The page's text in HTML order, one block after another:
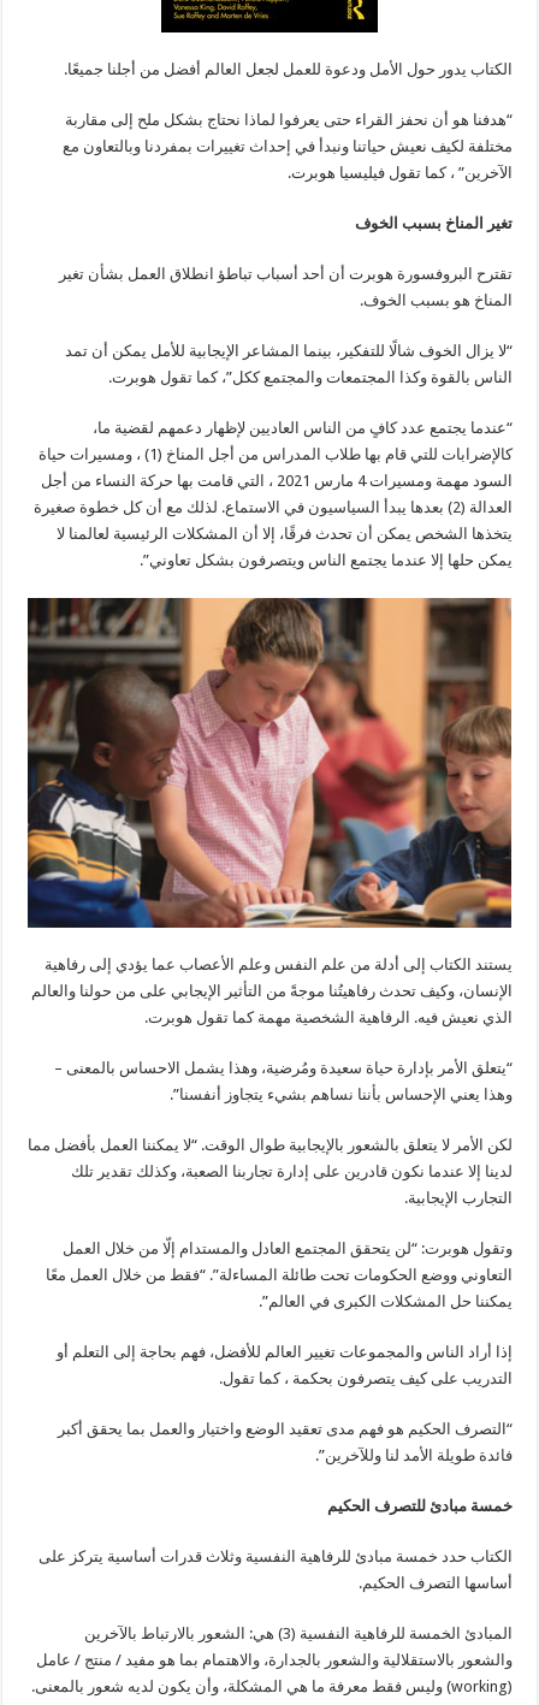
الكتاب يدور حول الأمل ودعوة للعمل لجعل العالم أفضل من أجلنا جميعًا.
“هدفنا هو أن نحفز القراء حتى يعرفوا لماذا نحتاج بشكل ملح إلى مقاربة
مختلفة لكيف نعيش حياتنا ونبدأ في إحداث تغييرات بمفردنا وبالتعاون مع
الآخرين” ، كما تقول فيليسيا هوبرت.
تغير المناخ بسبب الخوف
تقترح البروفسورة هوبرت أن أحد أسباب تباطؤ انطلاق العمل بشأن تغير
المناخ هو بسبب الخوف.
“لا يزال الخوف شالًا للتفكير، بينما المشاعر الإيجابية للأمل يمكن أن تمد
الناس بالقوة وكذا المجتمعات والمجتمع ككل”، كما تقول هوبرت.
“عندما يجتمع عدد كافٍ من الناس العاديين لإظهار دعمهم لقضية ما،
كالإضرابات للتي قام بها طلاب المدراس من أجل المناخ (1) ، ومسيرات حياة
السود مهمة ومسيرات 4 مارس 2021 ، التي قامت بها حركة النساء من أجل
العدالة (2) بعدها يبدأ السياسيون في الاستماع. لذلك مع أن كل خطوة صغيرة
يتخذها الشخص يمكن أن تحدث فرقًا، إلا أن المشكلات الرئيسية لعالمنا لا
يمكن حلها إلا عندما يجتمع الناس ويتصرفون بشكل تعاوني”.
يستند الكتاب إلى أدلة من علم النفس وعلم الأعصاب عما يؤدي إلى رفاهية
الإنسان، وكيف تحدث رفاهيتُنا موجةً من التأثير الإيجابي على من حولنا والعالم
الذي نعيش فيه. الرفاهية الشخصية مهمة كما تقول هوبرت.
“يتعلق الأمر بإدارة حياة سعيدة ومُرضية، وهذا يشمل الاحساس بالمعنى –
وهذا يعني الإحساس بأننا نساهم بشيء يتجاوز أنفسنا”.
لكن الأمر لا يتعلق بالشعور بالإيجابية طوال الوقت. “لا يمكننا العمل بأفضل مما
لدينا إلا عندما نكون قادرين على إدارة تجاربنا الصعبة، وكذلك تقدير تلك
التجارب الإيجابية.
وتقول هوبرت: “لن يتحقق المجتمع العادل والمستدام إلّا من خلال العمل
التعاوني ووضع الحكومات تحت طائلة المساءلة”. “فقط من خلال العمل معًا
يمكننا حل المشكلات الكبرى في العالم”.
إذا أراد الناس والمجموعات تغيير العالم للأفضل، فهم بحاجة إلى التعلم أو
التدريب على كيف يتصرفون بحكمة ، كما تقول.
“التصرف الحكيم هو فهم مدى تعقيد الوضع واختيار والعمل بما يحقق أكبر
فائدة طويلة الأمد لنا وللآخرين”.
خمسة مبادئ للتصرف الحكيم
الكتاب حدد خمسة مبادئ للرفاهية النفسية وثلاث قدرات أساسية يتركز على
أساسها التصرف الحكيم.
المبادئ الخمسة للرفاهية النفسية (3) هي: الشعور بالارتباط بالآخرين
والشعور بالاستقلالية والشعور بالجدارة، والاهتمام بما هو مفيد / منتج / عامل
(working) وليس فقط معرفة ما هي المشكلة، وأن يكون لديه شعور بالمعنى.